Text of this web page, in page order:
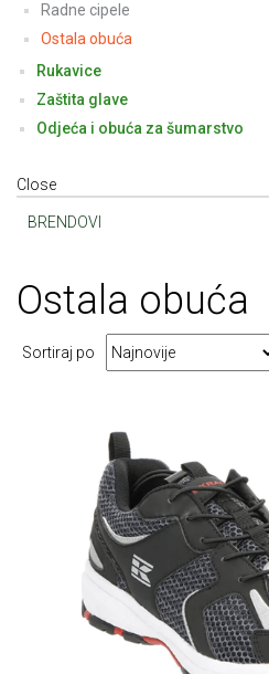
Radne cipele
Ostala obuća
Rukavice
Zaštita glave
Odjeća i obuća za šumarstvo
Close
BRENDOVI
Ostala obuća
Sortiraj po